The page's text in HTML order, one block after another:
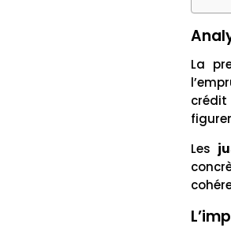
La
Les